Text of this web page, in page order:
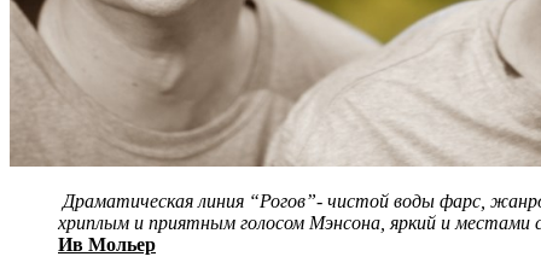
Драматическая линия “Рогов”- чистой воды фарс,
хриплым и приятным голосом Мэнсона, яркий и местами
Ив Мольер